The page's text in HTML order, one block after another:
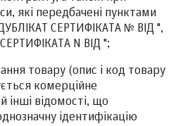
які передбачені пунктами
СЕРТИФІКАТА № ВІД ",
N ВІД ";
товару (опис і код товару
комерційне
інші відомості, що
ідентифікацію